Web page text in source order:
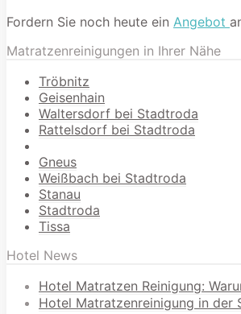
Fordern Sie noch heute ein Angebot
Matratzenreinigungen in Ihrer Nähe
Tröbnitz
Geisenhain
Waltersdorf bei Stadtroda
Rattelsdorf bei Stadtroda
Gneus
Weißbach bei Stadtroda
Stanau
Stadtroda
Tissa
Hotel News
Hotel Matratzen Reinigung:
Hotel Matratzenreinigung in der